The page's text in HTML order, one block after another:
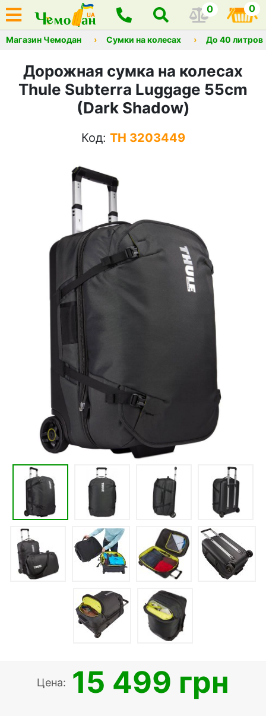
0 0
Магазин Чемодан Сумки на колесах До 40 литров
Дорожная сумка на колесах
Thule Subterra Luggage 55cm
(Dark Shadow)
Код: TH 3203449
Цена: 15 499 грн